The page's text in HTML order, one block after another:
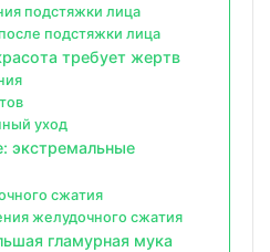
подстяжки лица
подстяжки лица
требует жертв
уход
экстремальные
сжатия
желудочного сжатия
гламурная мука